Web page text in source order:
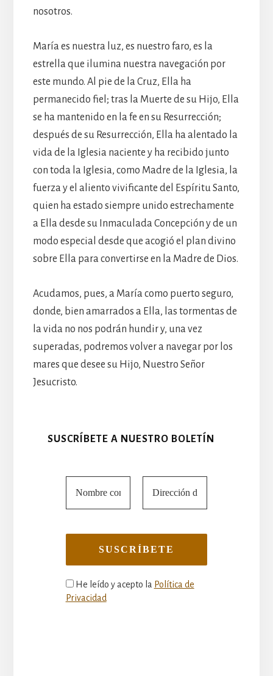
nosotros.
María es nuestra luz, es nuestro faro, es la
estrella que ilumina nuestra navegación por
este mundo. Al pie de la Cruz, Ella ha
permanecido fiel; tras la Muerte de su Hijo, Ella
se ha mantenido en la fe en su Resurrección;
después de su Resurrección, Ella ha alentado la
vida de la Iglesia naciente y ha recibido junto
con toda la Iglesia, como Madre de la Iglesia, la
fuerza y el aliento vivificante del Espíritu Santo,
quien ha estado siempre unido estrechamente
a Ella desde su Inmaculada Concepción y de un
modo especial desde que acogió el plan divino
sobre Ella para convertirse en la Madre de Dios.
Acudamos, pues, a María como puerto seguro,
donde, bien amarrados a Ella, las tormentas de
la vida no nos podrán hundir y, una vez
superadas, podremos volver a navegar por los
mares que desee su Hijo, Nuestro Señor
Jesucristo.
SUSCRÍBETE A NUESTRO BOLETÍN
He leído y acepto la Política de
Privacidad